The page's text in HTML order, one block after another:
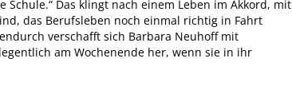
Das klingt nach einem Leben im Akkord, mit
das Berufsleben noch einmal richtig in Fahrt
verschafft sich Barbara Neuhoff mit
am Wochenende her, wenn sie in ihr